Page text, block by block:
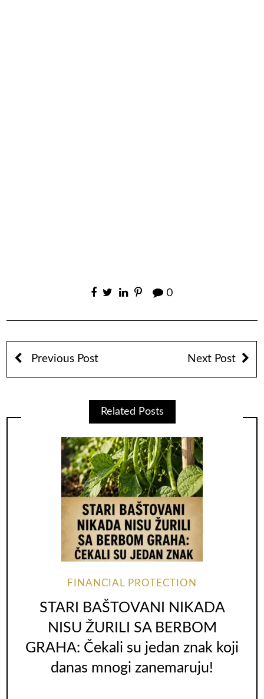
0
Previous Post Next Post
Related Posts
FINANCIAL PROTECTION
STARI BAŠTOVANI NIKADA
NISU ŽURILI SA BERBOM
GRAHA: Čekali su jedan znak koji
danas mnogi zanemaruju!